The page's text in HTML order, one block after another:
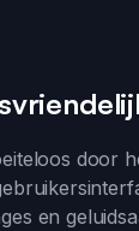
door
en